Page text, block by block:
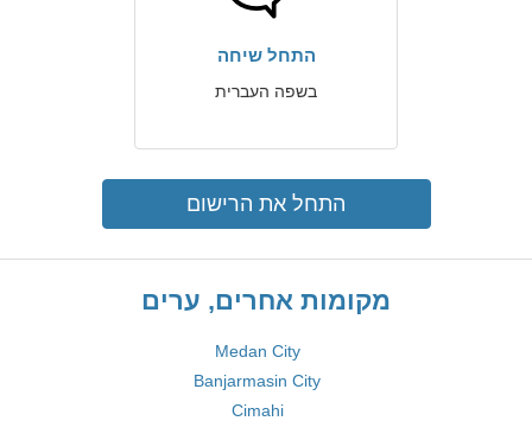
התחל שיחה
בשפה העברית
התחל את הרישום
מקומות אחרים, ערים
Medan City
Banjarmasin City
Cimahi